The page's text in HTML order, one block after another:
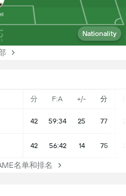
分 F:A +/- 分
42 59:34 25 77
42 56:42 14 75
名单和排名
Nationality